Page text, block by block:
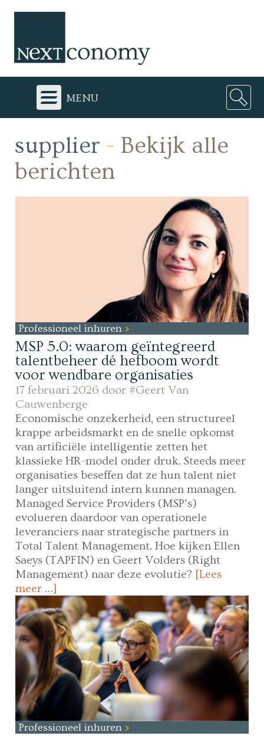
menu
supplier - Bekijk alle
berichten
Professioneel inhuren
MSP 5.0: waarom geïntegreerd
talentbeheer dé hefboom wordt
voor wendbare organisaties
17 februari 2026 door #Geert Van
Cauwenberge
Economische onzekerheid, een structureel
krappe arbeidsmarkt en de snelle opkomst
van artificiële intelligentie zetten het
klassieke HR-model onder druk. Steeds meer
organisaties beseffen dat ze hun talent niet
langer uitsluitend intern kunnen managen.
Managed Service Providers (MSP’s)
evolueren daardoor van operationele
leveranciers naar strategische partners in
Total Talent Management. Hoe kijken Ellen
Saeys (TAPFIN) en Geert Volders (Right
Management) naar deze evolutie? [Lees
meer …]
Professioneel inhuren